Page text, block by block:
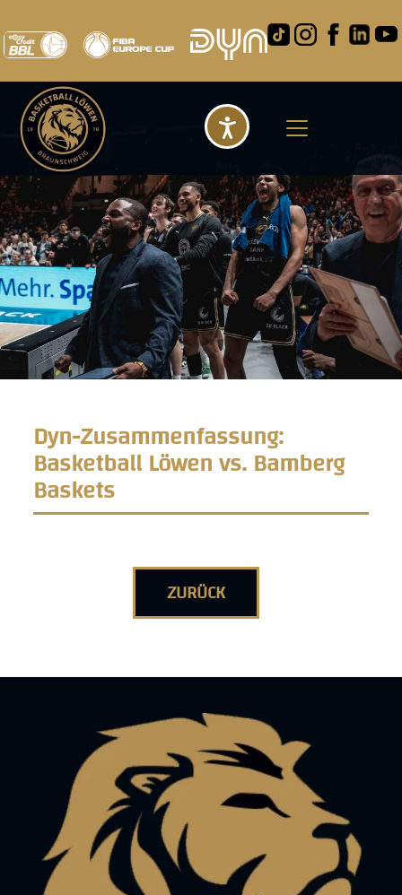
Dyn-Zusammenfassung:
Basketball Löwen vs. Bamberg
Baskets
ZURÜCK